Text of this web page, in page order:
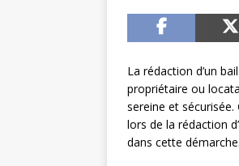
La rédaction d’un
propriétaire ou
sereine et
lors de la rédaction
dans cette démarche.